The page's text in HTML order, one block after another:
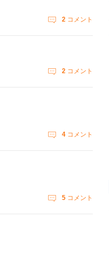
2 コメント
2 コメント
4コメント
5 コメント